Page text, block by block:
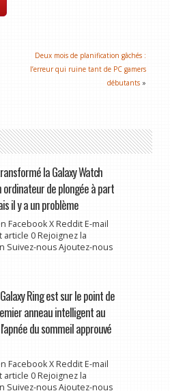
Deux mois de planification gâchés :
l’erreur qui ruine tant de PC gamers
débutants »
la Galaxy Watch
ordinateur de plongée à part
il y a un problème
Facebook X Reddit E-mail
article 0 Rejoignez la
Suivez-nous Ajoutez-nous
Ring est sur le point de
anneau intelligent au
du sommeil approuvé
Facebook X Reddit E-mail
article 0 Rejoignez la
Suivez-nous Ajoutez-nous